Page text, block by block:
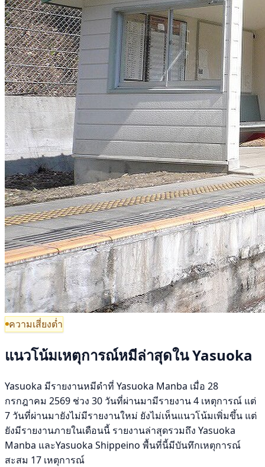
ความเสี่ยงต่ำ
แนวโน้มเหตุการณ์หมีล่าสุดใน Yasuoka
Yasuoka มีรายงานหมีดำที่ Yasuoka Manba เมื่อ 28
กรกฎาคม 2569 ช่วง 30 วันที่ผ่านมามีรายงาน 4 เหตุการณ์ แต่
7 วันที่ผ่านมายังไม่มีรายงานใหม่ ยังไม่เห็นแนวโน้มเพิ่มขึ้น แต่
ยังมีรายงานภายในเดือนนี้ รายงานล่าสุดรวมถึง Yasuoka
Manba และYasuoka Shippeino พื้นที่นี้มีบันทึกเหตุการณ์
สะสม 17 เหตุการณ์